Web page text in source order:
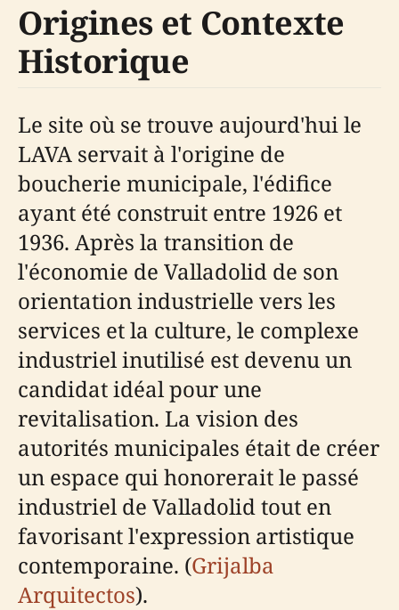
Origines et Contexte
Historique
Le site où se trouve aujourd'hui le
LAVA servait à l'origine de
boucherie municipale, l'édifice
ayant été construit entre 1926 et
1936. Après la transition de
l'économie de Valladolid de son
orientation industrielle vers les
services et la culture, le complexe
industriel inutilisé est devenu un
candidat idéal pour une
revitalisation. La vision des
autorités municipales était de créer
un espace qui honorerait le passé
industriel de Valladolid tout en
favorisant l'expression artistique
contemporaine. (Grijalba
Arquitectos).